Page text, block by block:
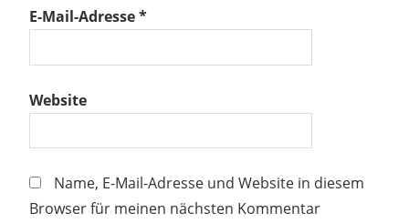
E-Mail-Adresse*
Website
Name, E-Mail-Adresse und Website in diesem
Browser für meinen nächsten Kommentar